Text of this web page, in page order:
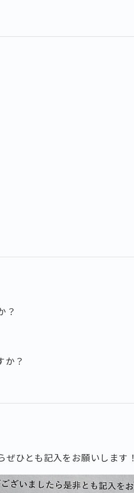
？
か？
ひとも記入をお願いします！